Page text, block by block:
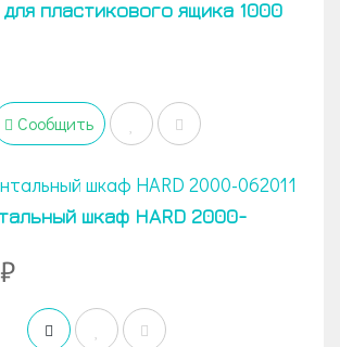
пластикового ящика 1000
Сообщить
шкаф HARD 2000-